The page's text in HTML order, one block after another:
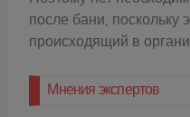
после бани, поскольку
происходящий в
Мнения экспертов